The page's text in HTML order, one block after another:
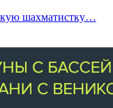
шахматистку…